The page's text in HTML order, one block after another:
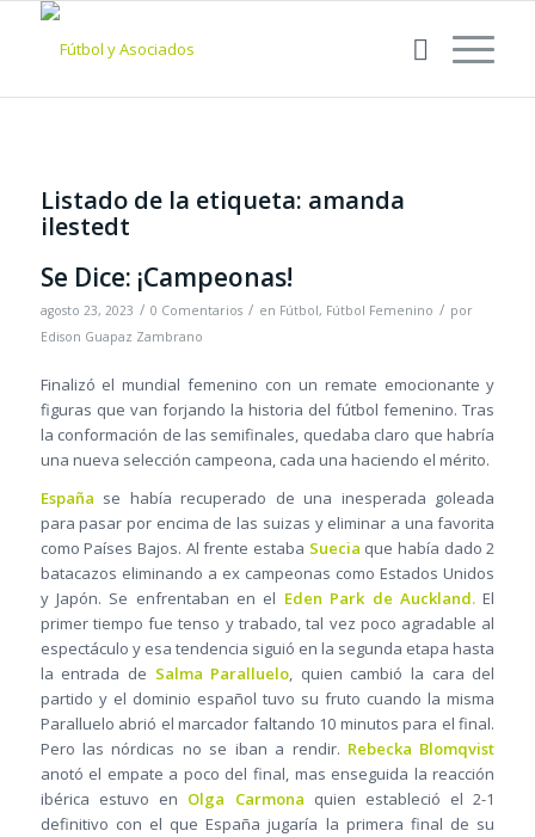
Listado de la etiqueta: amanda
ilestedt
Se Dice: ¡Campeonas!
agosto 23, 2023 / 0 Comentarios / en Fútbol, Fútbol Femenino / por
Edison Guapaz Zambrano
Finalizó el mundial femenino con un remate emocionante y
figuras que van forjando la historia del fútbol femenino. Tras
la conformación de las semifinales, quedaba claro que habría
una nueva selección campeona, cada una haciendo el mérito.
España se había recuperado de una inesperada goleada
para pasar por encima de las suizas y eliminar a una favorita
como Países Bajos. Al frente estaba Suecia que había dado 2
batacazos eliminando a ex campeonas como Estados Unidos
y Japón. Se enfrentaban en el Eden Park de Auckland. El
primer tiempo fue tenso y trabado, tal vez poco agradable al
espectáculo y esa tendencia siguió en la segunda etapa hasta
la entrada de Salma Paralluelo, quien cambió la cara del
partido y el dominio español tuvo su fruto cuando la misma
Paralluelo abrió el marcador faltando 10 minutos para el final.
Pero las nórdicas no se iban a rendir. Rebecka Blomqvist
anotó el empate a poco del final, mas enseguida la reacción
ibérica estuvo en Olga Carmona quien estableció el 2-1
definitivo con el que España jugaría la primera final de su